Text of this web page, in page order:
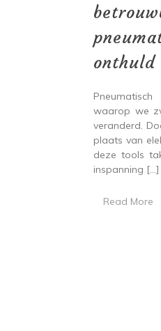
onthuld
waarop we
veranderd.
plaats van
deze tools
inspanning […]
Read More